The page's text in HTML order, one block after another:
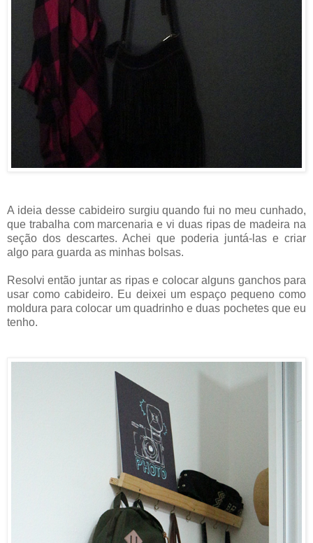
A ideia desse cabideiro surgiu quando fui no meu cunhado,
que trabalha com marcenaria e vi duas ripas de madeira na
seção dos descartes. Achei que poderia juntá-las e criar
algo para guarda as minhas bolsas.
Resolvi então juntar as ripas e colocar alguns ganchos para
usar como cabideiro. Eu deixei um espaço pequeno como
moldura para colocar um quadrinho e duas pochetes que eu
tenho.